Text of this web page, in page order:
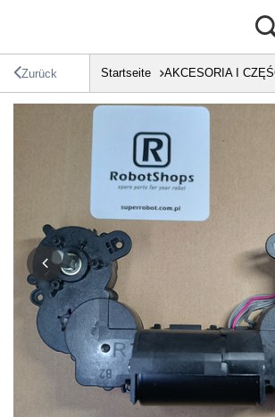
Zurück Startseite AKCESORIA I